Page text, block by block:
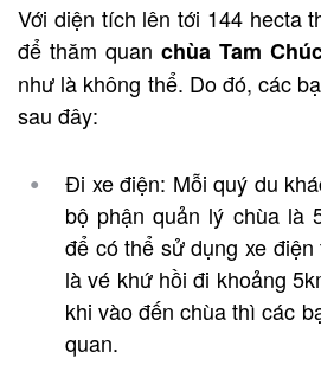
Với diện tích lên tới 144 hecta
để thăm quan chùa Tam
như là không thể. Do đó, các
sau đây:
Đi xe điện: Mỗi quý du
bộ phận quản lý chùa là
để có thể sử dụng xe
là vé khứ hồi đi khoảng
khi vào đến chùa thì các
quan.